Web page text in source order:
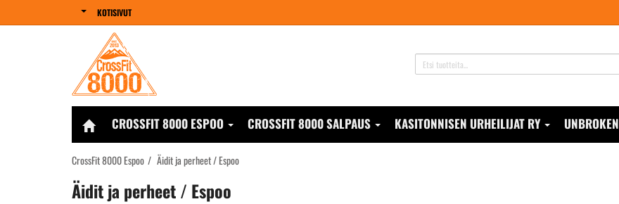
KOTISIVUT
CROSSFIT 8000 ESPOO CROSSFIT 8000 SALPAUS KASITONNISEN URHEILIJAT RY UNBROKEN
CrossFit 8000 Espoo Äidit ja perheet / Espoo
Äidit ja perheet / Espoo